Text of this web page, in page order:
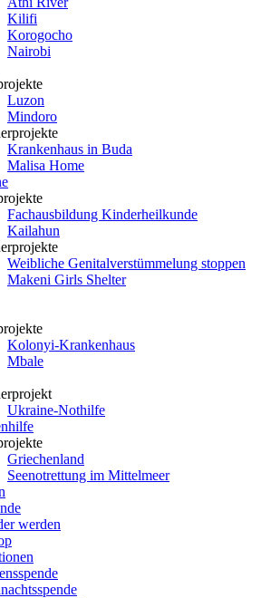
Kilifi
Korogocho
Nairobi
Luzon
Mindoro
Krankenhaus in Buda
Malisa Home
Fachausbildung Kinderheilkunde
Kailahun
Weibliche Genital­verstümmelung stoppen
Makeni Girls Shelter
Kolonyi-Krankenhaus
Mbale
Ukraine-Nothilfe
Griechenland
Seenotrettung im Mittelmeer
werden